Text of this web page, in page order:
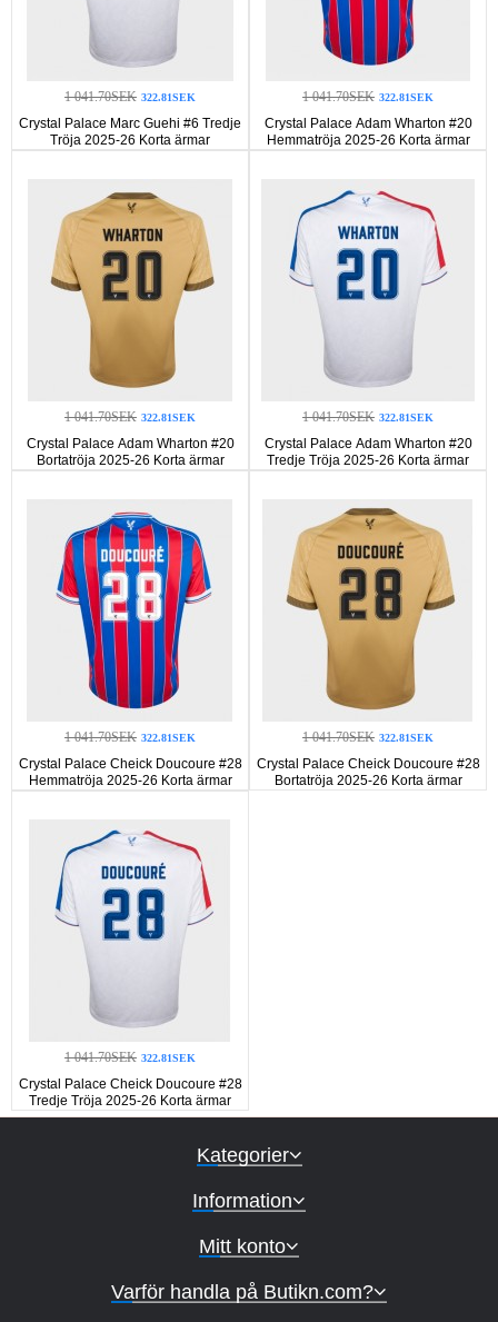
1 041.70SEK 322.81SEK
Crystal Palace Marc Guehi #6 Tredje
Tröja 2025-26 Korta ärmar
1 041.70SEK 322.81SEK
Crystal Palace Adam Wharton #20
Hemmatröja 2025-26 Korta ärmar
1 041.70SEK 322.81SEK
Crystal Palace Adam Wharton #20
Bortatröja 2025-26 Korta ärmar
1 041.70SEK 322.81SEK
Crystal Palace Adam Wharton #20
Tredje Tröja 2025-26 Korta ärmar
1 041.70SEK 322.81SEK
Crystal Palace Cheick Doucoure #28
Hemmatröja 2025-26 Korta ärmar
1 041.70SEK 322.81SEK
Crystal Palace Cheick Doucoure #28
Bortatröja 2025-26 Korta ärmar
1 041.70SEK 322.81SEK
Crystal Palace Cheick Doucoure #28
Tredje Tröja 2025-26 Korta ärmar
Kategorier
Information
Mitt konto
Varför handla på Butikn.com?